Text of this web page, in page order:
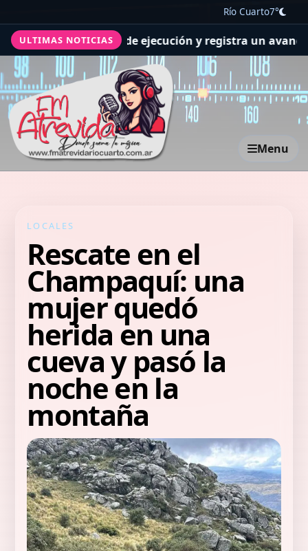
Río Cuarto7°
ULTIMAS NOTICIAS
previsiones de ejecución y registra un avance
Menu
LOCALES
Rescate en el
Champaquí: una
mujer quedó
herida en una
cueva y pasó la
noche en la
montaña